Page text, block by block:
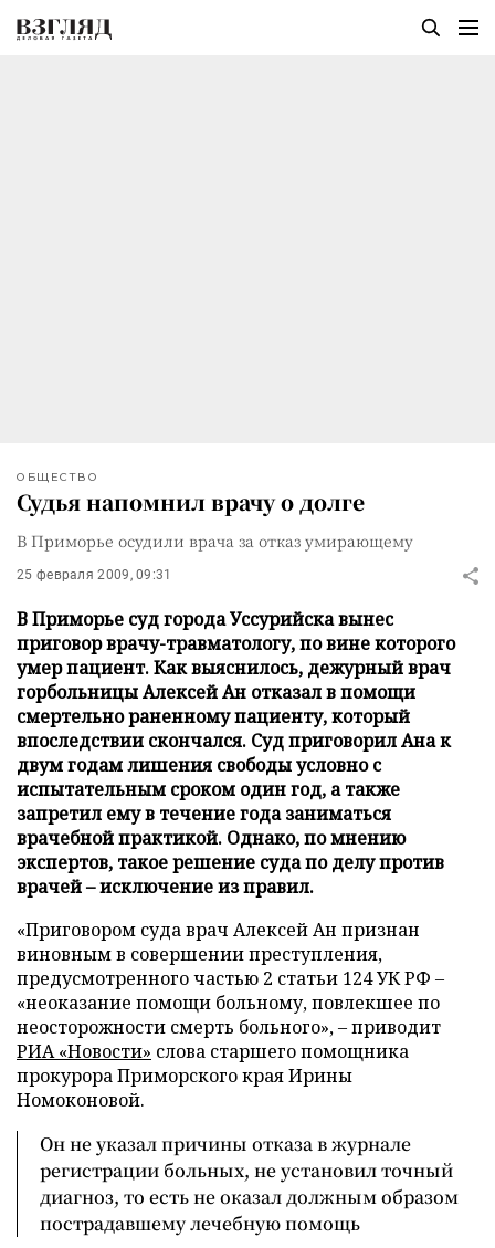
ОБЩЕСТВО
Судья напомнил врачу о долге
В Приморье осудили врача за отказ умирающему
25 февраля 2009, 09:31
В Приморье суд города Уссурийска вынес
приговор врачу-травматологу, по вине которого
умер пациент. Как выяснилось, дежурный врач
горбольницы Алексей Ан отказал в помощи
смертельно раненному пациенту, который
впоследствии скончался. Суд приговорил Ана к
двум годам лишения свободы условно с
испытательным сроком один год, а также
запретил ему в течение года заниматься
врачебной практикой. Однако, по мнению
экспертов, такое решение суда по делу против
врачей – исключение из правил.
«Приговором суда врач Алексей Ан признан
виновным в совершении преступления,
предусмотренного частью 2 статьи 124 УК РФ –
«неоказание помощи больному, повлекшее по
неосторожности смерть больного», – приводит
РИА «Новости» слова старшего помощника
прокурора Приморского края Ирины
Номоконовой.
Он не указал причины отказа в журнале
регистрации больных, не установил точный
диагноз, то есть не оказал должным образом
пострадавшему лечебную помощь